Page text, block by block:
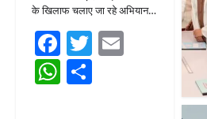
के खिलाफ चलाए जा रहे अभियान…
Facebook
TwitterEmail
WhatsApp